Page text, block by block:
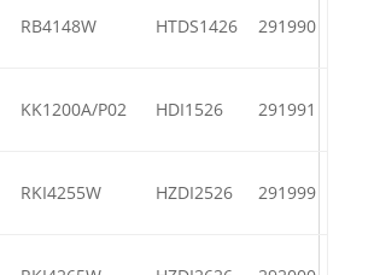
RB4148W HTDS1426 291990
KK1200A/P02 HDI1526 291991
RKI4255W HZDI2526 291999